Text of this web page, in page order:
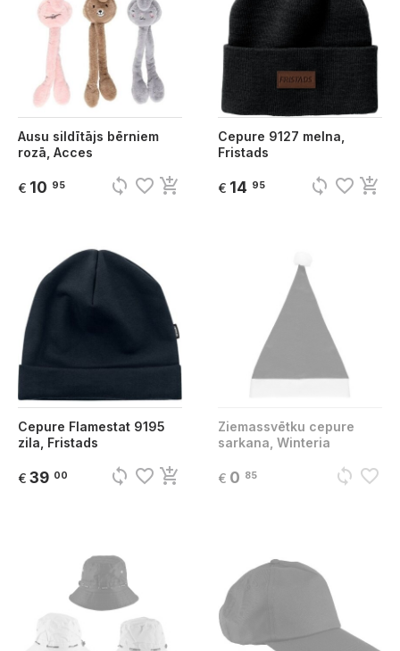
Ausu sildītājs bērniem
rozā, Acces
€ 10 95 sync favorite_border add_shopping_cart
Cepure 9127 melna,
Fristads
€ 14 95 sync favorite_border add_shopping_cart
Cepure Flamestat 9195
zila, Fristads
€ 39 00 sync favorite_border add_shopping_cart
Ziemassvētku cepure
sarkana, Winteria
€ 0 85 sync favorite_border